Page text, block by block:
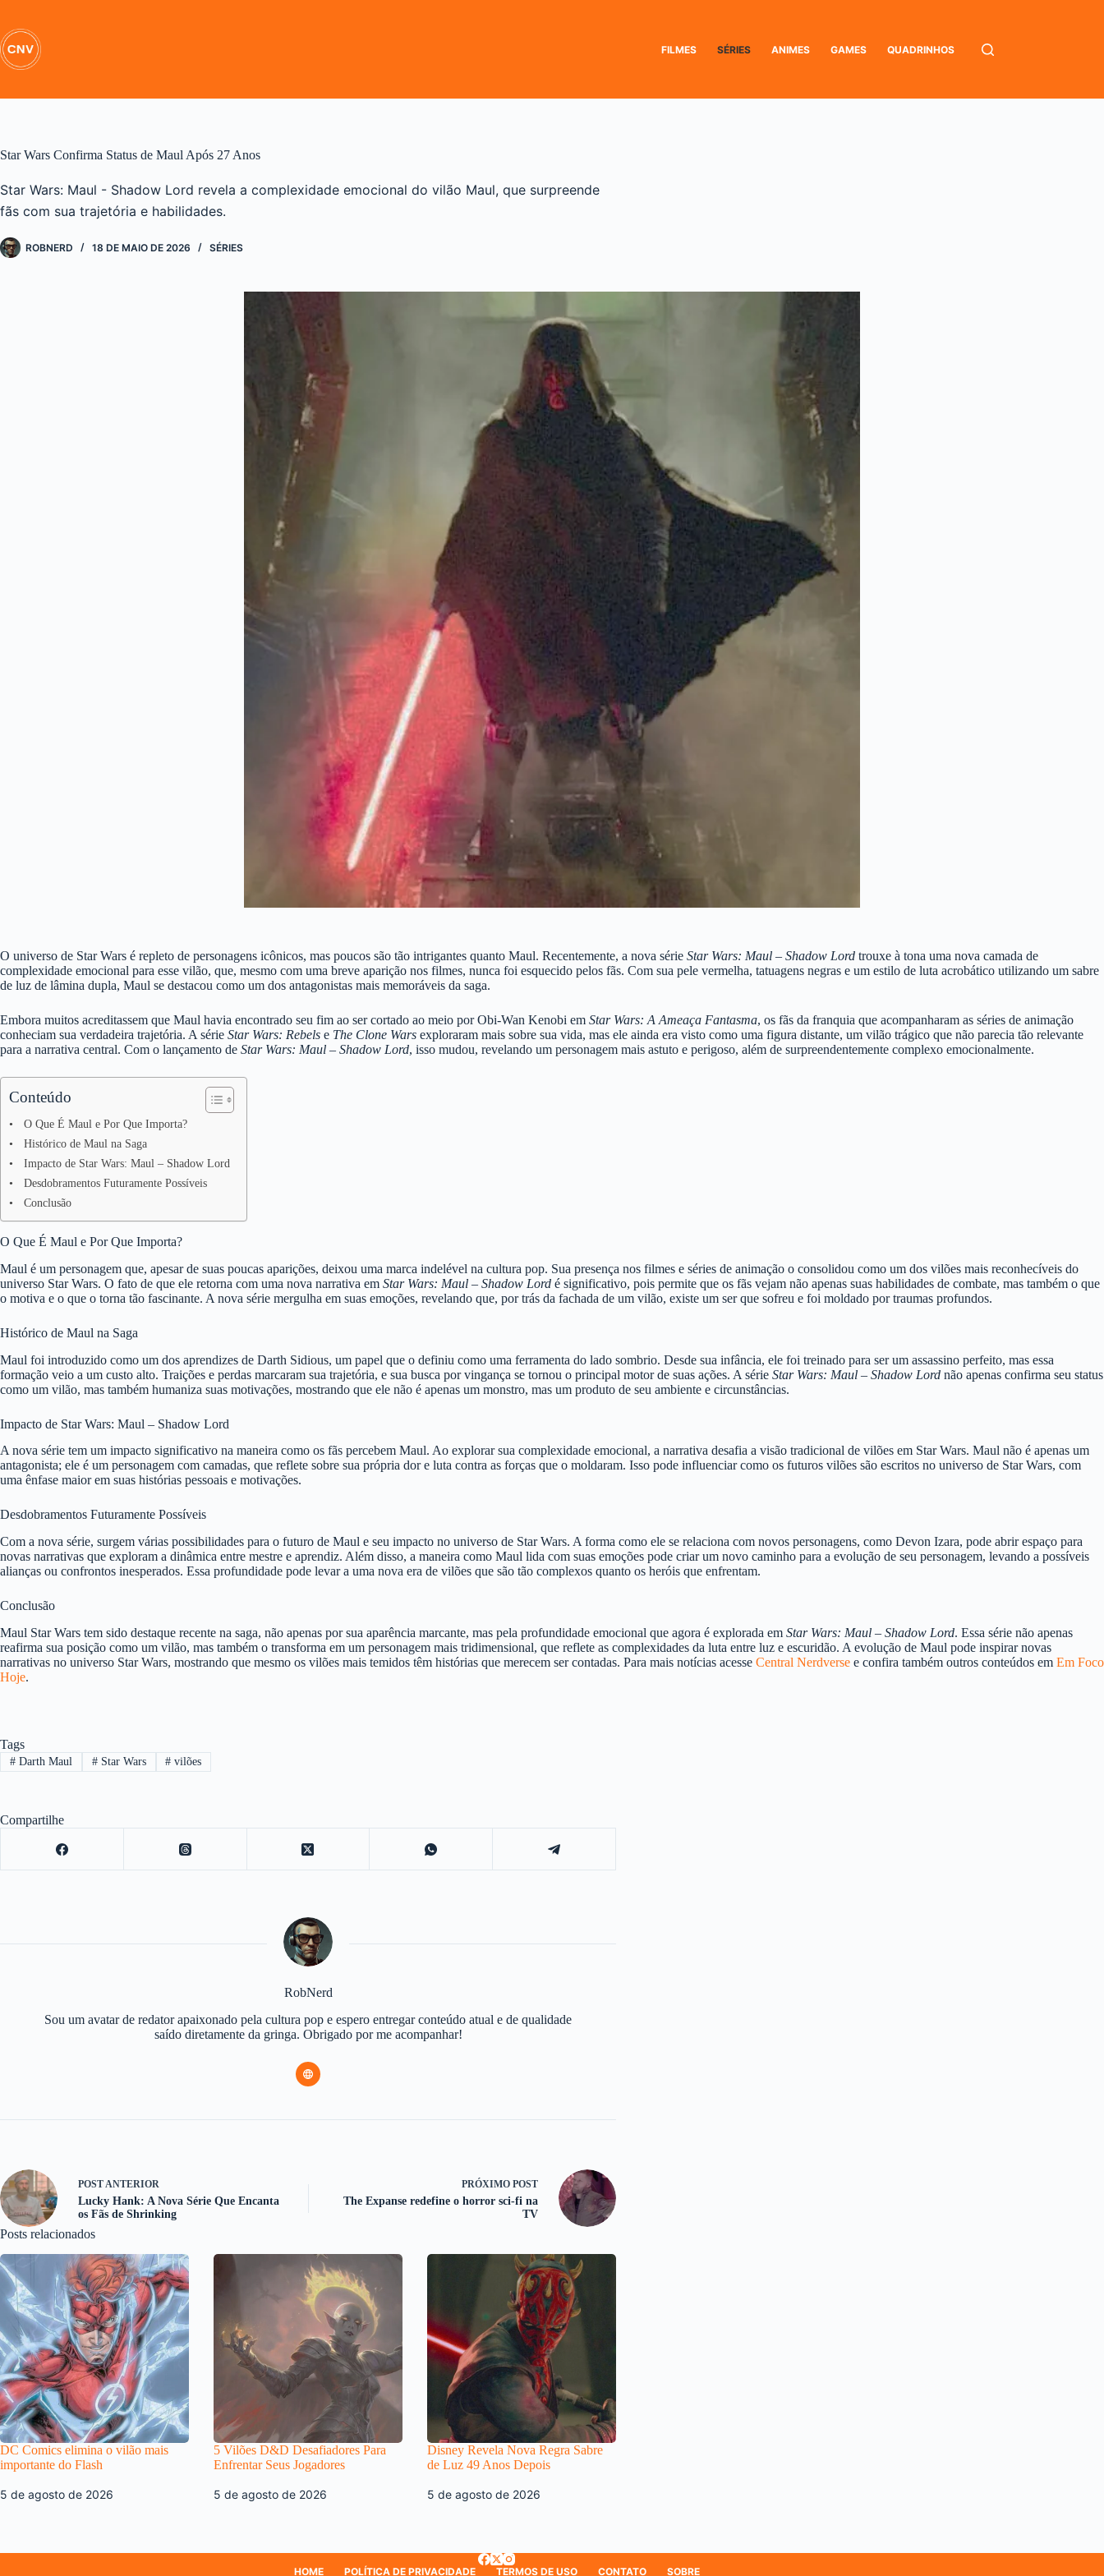
o
conteúdo
FILMES SÉRIES ANIMES GAMES QUADRINHOS
Star Wars Confirma Status de Maul Após 27 Anos
Star Wars: Maul - Shadow Lord revela a complexidade emocional do vilão Maul, que surpreende
fãs com sua trajetória e habilidades.
ROBNERD 18 DE MAIO DE 2026 SÉRIES
O universo de Star Wars é repleto de personagens icônicos, mas poucos são tão intrigantes quanto Maul. Recentemente, a nova série Star Wars: Maul – Shadow Lord trouxe à tona uma nova camada de
complexidade emocional para esse vilão, que, mesmo com uma breve aparição nos filmes, nunca foi esquecido pelos fãs. Com sua pele vermelha, tatuagens negras e um estilo de luta acrobático utilizando um sabre
de luz de lâmina dupla, Maul se destacou como um dos antagonistas mais memoráveis da saga.
Embora muitos acreditassem que Maul havia encontrado seu fim ao ser cortado ao meio por Obi-Wan Kenobi em Star Wars: A Ameaça Fantasma, os fãs da franquia que acompanharam as séries de animação
conheciam sua verdadeira trajetória. A série Star Wars: Rebels e The Clone Wars exploraram mais sobre sua vida, mas ele ainda era visto como uma figura distante, um vilão trágico que não parecia tão relevante
para a narrativa central. Com o lançamento de Star Wars: Maul – Shadow Lord, isso mudou, revelando um personagem mais astuto e perigoso, além de surpreendentemente complexo emocionalmente.
Conteúdo
O Que É Maul e Por Que Importa?
Histórico de Maul na Saga
Impacto de Star Wars: Maul – Shadow Lord
Desdobramentos Futuramente Possíveis
Conclusão
O Que É Maul e Por Que Importa?
Maul é um personagem que, apesar de suas poucas aparições, deixou uma marca indelével na cultura pop. Sua presença nos filmes e séries de animação o consolidou como um dos vilões mais reconhecíveis do
universo Star Wars. O fato de que ele retorna com uma nova narrativa em Star Wars: Maul – Shadow Lord é significativo, pois permite que os fãs vejam não apenas suas habilidades de combate, mas também o que
o motiva e o que o torna tão fascinante. A nova série mergulha em suas emoções, revelando que, por trás da fachada de um vilão, existe um ser que sofreu e foi moldado por traumas profundos.
Histórico de Maul na Saga
Maul foi introduzido como um dos aprendizes de Darth Sidious, um papel que o definiu como uma ferramenta do lado sombrio. Desde sua infância, ele foi treinado para ser um assassino perfeito, mas essa
formação veio a um custo alto. Traições e perdas marcaram sua trajetória, e sua busca por vingança se tornou o principal motor de suas ações. A série Star Wars: Maul – Shadow Lord não apenas confirma seu status
como um vilão, mas também humaniza suas motivações, mostrando que ele não é apenas um monstro, mas um produto de seu ambiente e circunstâncias.
Impacto de Star Wars: Maul – Shadow Lord
A nova série tem um impacto significativo na maneira como os fãs percebem Maul. Ao explorar sua complexidade emocional, a narrativa desafia a visão tradicional de vilões em Star Wars. Maul não é apenas um
antagonista; ele é um personagem com camadas, que reflete sobre sua própria dor e luta contra as forças que o moldaram. Isso pode influenciar como os futuros vilões são escritos no universo de Star Wars, com
uma ênfase maior em suas histórias pessoais e motivações.
Desdobramentos Futuramente Possíveis
Com a nova série, surgem várias possibilidades para o futuro de Maul e seu impacto no universo de Star Wars. A forma como ele se relaciona com novos personagens, como Devon Izara, pode abrir espaço para
novas narrativas que exploram a dinâmica entre mestre e aprendiz. Além disso, a maneira como Maul lida com suas emoções pode criar um novo caminho para a evolução de seu personagem, levando a possíveis
alianças ou confrontos inesperados. Essa profundidade pode levar a uma nova era de vilões que são tão complexos quanto os heróis que enfrentam.
Conclusão
Maul Star Wars tem sido destaque recente na saga, não apenas por sua aparência marcante, mas pela profundidade emocional que agora é explorada em Star Wars: Maul – Shadow Lord. Essa série não apenas
reafirma sua posição como um vilão, mas também o transforma em um personagem mais tridimensional, que reflete as complexidades da luta entre luz e escuridão. A evolução de Maul pode inspirar novas
narrativas no universo Star Wars, mostrando que mesmo os vilões mais temidos têm histórias que merecem ser contadas. Para mais notícias acesse Central Nerdverse e confira também outros conteúdos em Em Foco
Hoje.
Tags
#Darth Maul #Star Wars # vilões
Compartilhe
RobNerd
Sou um avatar de redator apaixonado pela cultura pop e espero entregar conteúdo atual e de qualidade
saído diretamente da gringa. Obrigado por me acompanhar!
POST ANTERIOR
Lucky Hank: A Nova Série Que Encanta
os Fãs de Shrinking
PRÓXIMO POST
The Expanse redefine o horror sci-fi na
TV
Posts relacionados
DC Comics elimina o vilão mais
importante do Flash
5 de agosto de 2026
5 Vilões D&D Desafiadores Para
Enfrentar Seus Jogadores
5 de agosto de 2026
Disney Revela Nova Regra Sabre
de Luz 49 Anos Depois
5 de agosto de 2026
HOME POLÍTICA DE PRIVACIDADE TERMOS DE USO CONTATO SOBRE